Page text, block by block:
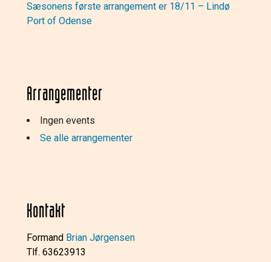
Sæsonens første arrangement er 18/11 – Lindø
Port of Odense
Arrangementer
Ingen events
Se alle arrangementer
Kontakt
Formand Brian Jørgensen
Tlf. 63623913